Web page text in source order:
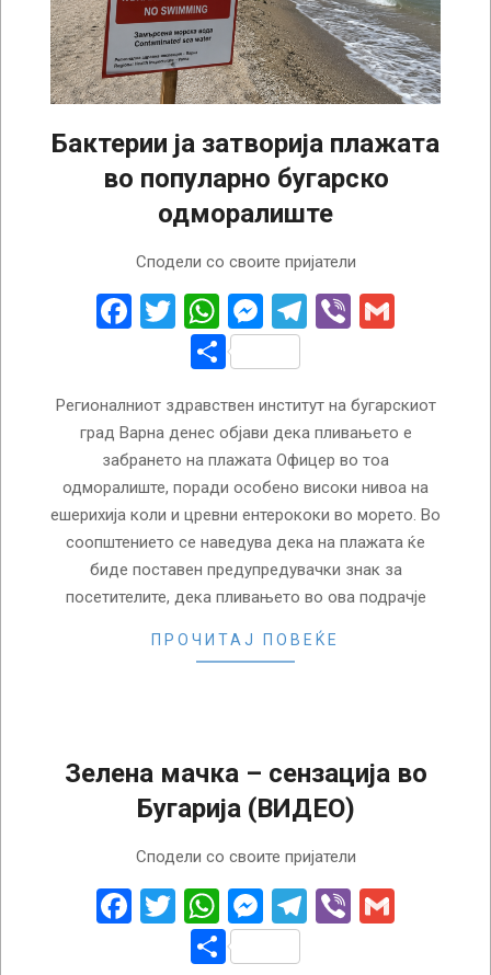
Бактерии ја затворија плажата
во популарно бугарско
одморалиште
Сподели со своите пријатели
Facebook
Twitter
WhatsApp
Messenger
Telegram
Viber
Share
Регионалниот здравствен институт на бугарскиот
град Варна денес објави дека пливањето е
забрането на плажата Офицер во тоа
одморалиште, поради особено високи нивоа на
ешерихија коли и цревни ентерококи во морето. Во
соопштението се наведува дека на плажата ќе
биде поставен предупредувачки знак за
посетителите, дека пливањето во ова подрачје
ПРОЧИТАЈ ПОВЕЌЕ
Зелена мачка – сензација во
Бугарија (ВИДЕО)
Сподели со своите пријатели
Facebook
Twitter
WhatsApp
Messenger
Telegram
Viber
Share